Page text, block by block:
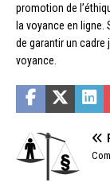
promotion de
la voyance en
de garantir un cadre
voyance.